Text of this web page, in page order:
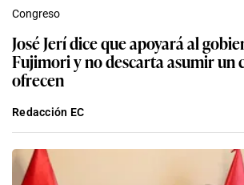
Congreso
José Jerí dice que apoyará al
Fujimori y no descarta asumir un
ofrecen
Redacción EC